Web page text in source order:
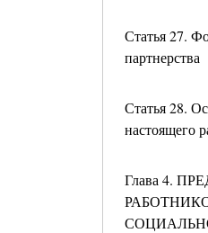
Статья 27.
партнерства
Статья 28.
настоящего
Глава 4.